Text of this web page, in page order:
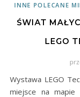
INNE POLECANE
ŚWIAT
LEGO
Wystawa LEGO Technic Świat Małych Techników to nowe
miejsce na mapie